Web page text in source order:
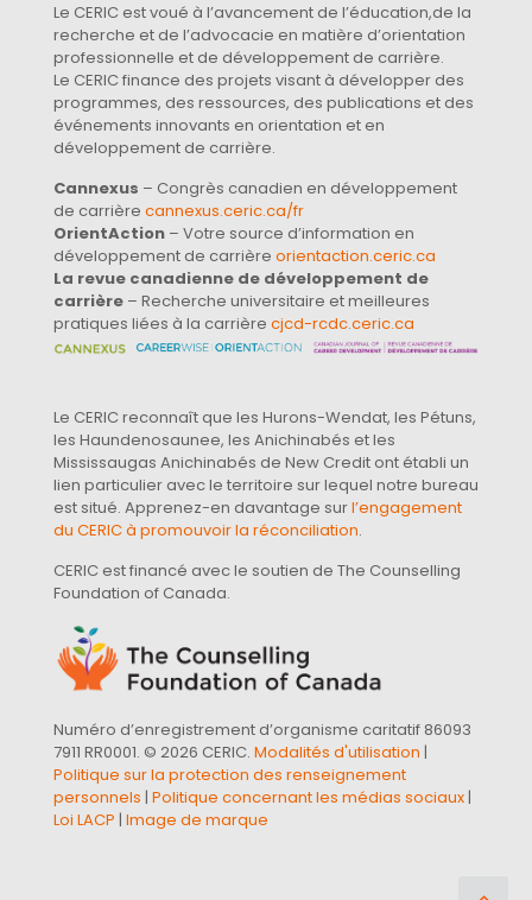
Le CERIC est voué à l’avancement de l’éducation,de la
recherche et de l’advocacie en matière d’orientation
professionnelle et de développement de carrière.
Le CERIC finance des projets visant à développer des
programmes, des ressources, des publications et des
événements innovants en orientation et en
développement de carrière.
Cannexus – Congrès canadien en développement
de carrière cannexus.ceric.ca/fr
OrientAction – Votre source d’information en
développement de carrière orientaction.ceric.ca
La revue canadienne de développement de
carrière – Recherche universitaire et meilleures
pratiques liées à la carrière cjcd-rcdc.ceric.ca
Le CERIC reconnaît que les Hurons-Wendat, les Pétuns,
les Haundenosaunee, les Anichinabés et les
Mississaugas Anichinabés de New Credit ont établi un
lien particulier avec le territoire sur lequel notre bureau
est situé. Apprenez-en davantage surl’engagement
du CERIC à promouvoir la réconciliation.
CERIC est financé avec le soutien de The Counselling
Foundation of Canada.
Numéro d’enregistrement d’organisme caritatif 86093
7911 RR0001. © 2026 CERIC. Modalités d'utilisation |
Politique sur la protection des renseignement
personnels | Politique concernant les médias sociaux|
Loi LACP | Image de marque